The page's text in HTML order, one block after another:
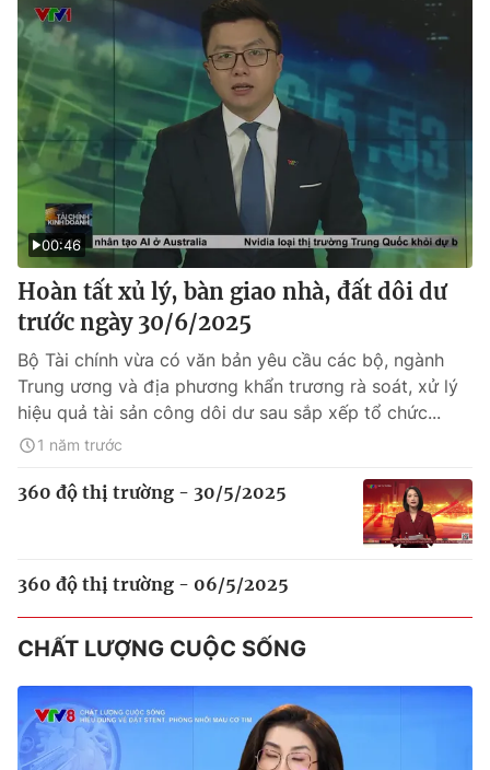
00:46
Hoàn tất xủ lý, bàn giao nhà, đất dôi dư
trước ngày 30/6/2025
Bộ Tài chính vừa có văn bản yêu cầu các bộ, ngành
Trung ương và địa phương khẩn trương rà soát, xử lý
hiệu quả tài sản công dôi dư sau sắp xếp tổ chức...
1 năm trước
360 độ thị trường - 30/5/2025
360 độ thị trường - 06/5/2025
CHẤT LƯỢNG CUỘC SỐNG